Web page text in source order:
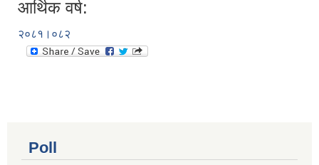
आर्थिक वर्ष:
२०८१।०८२
Poll